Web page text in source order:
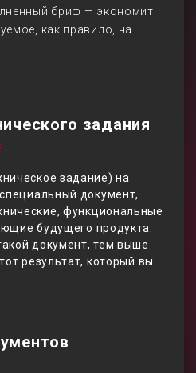
бриф — экономит
как правило, на
задания
задание) на
документ,
функциональные
будущего продукта.
документ, тем выше
результат, который вы